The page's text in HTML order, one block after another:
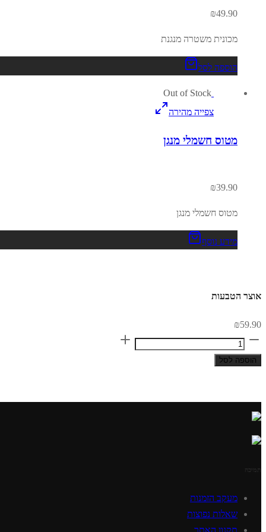
₪49.90
מכונית משטרה מנגנת
הוספה לסל
Out of Stock
צפייה מהירה
מטוס חשמלי מנגן
₪39.90
מטוס חשמלי מנגן
מידע נוסף
אוצר הטבעות
₪59.90
אוצר
הטבעות
הוספה לסל
תמיכה
מעקב הזמנות
שאלות נפוצות
תקנון האתר